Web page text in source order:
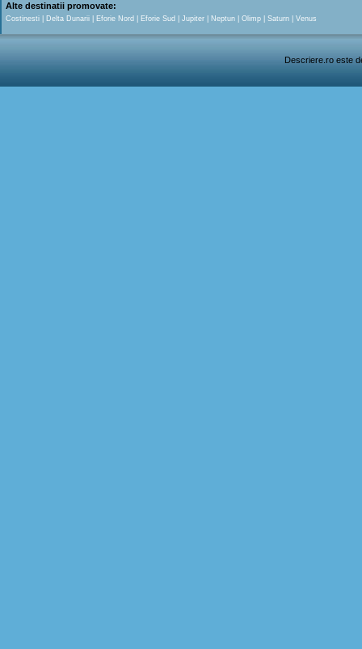
Alte destinatii promovate:
Costinesti Delta Dunarii Eforie Nord Eforie Sud Jupiter Neptun Olimp Saturn Venus
Descriere.ro este